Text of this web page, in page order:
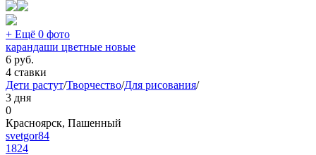
+ Ещё 0 фото
карандаши цветные новые
6 руб.
4 ставки
Дети растут/Творчество/Для рисования/
3 дня
0
Красноярск, Пашенный
svetgor84
1824